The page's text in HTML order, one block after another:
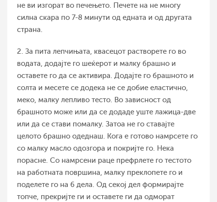
не ви изгорат во печењето. Печете на не многу
силна скара по 7-8 минути од едната и од другата
страна.
2. За пита лепчињата, квасецот растворете го во
водата, додајте го шеќерот и малку брашно и
оставете го да се активира. Додајте го брашното и
солта и месете се додека не се добие еластично,
меко, малку лепливо тесто. Во зависност од
брашното може или да се додаде уште лажица-две
или да се стави помалку. Затоа не го ставајте
целото брашно одеднаш. Кога е готово намрсете го
со малку масло одозгора и покријте го. Нека
порасне. Со намрсени раце префрлете го тестото
на работната површина, малку преклопете го и
поделете го на 6 дела. Од секој дел формирајте
топче, прекријте ги и оставете ги да одморат